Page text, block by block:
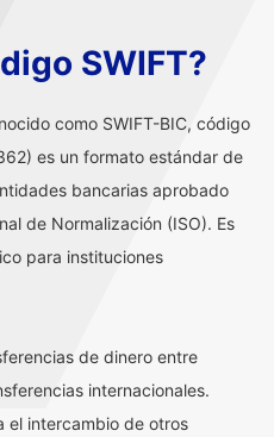
SWIFT?
como SWIFT-BIC, código
es un formato estándar de
bancarias aprobado
de Normalización (ISO). Es
para instituciones
de dinero entre
internacionales.
el intercambio de otros